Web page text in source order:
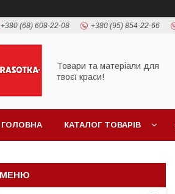
+380 (68) 608-22-08 +380 (95) 854-22-66
Товари та матеріали для
твоєї краси!
ГОЛОВНА КАТАЛОГ ТОВАРIВ